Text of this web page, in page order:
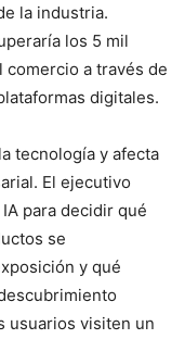
la industria.
los 5 mil
a través de
digitales.
tecnología y afecta
El ejecutivo
para decidir qué
se
y qué
usuarios visiten un